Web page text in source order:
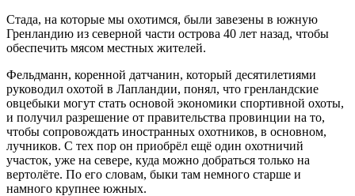
Стада, на которые мы охотимся, были завезены в южную
Гренландию из северной части острова 40 лет назад, чтобы
обеспечить мясом местных жителей.
Фельдманн, коренной датчанин, который десятилетиями
руководил охотой в Лапландии, понял, что гренландские
овцебыки могут стать основой экономики спортивной охоты,
и получил разрешение от правительства провинции на то,
чтобы сопровождать иностранных охотников, в основном,
лучников. С тех пор он приобрёл ещё один охотничий
участок, уже на севере, куда можно добраться только на
вертолёте. По его словам, быки там немного старше и
намного крупнее южных.